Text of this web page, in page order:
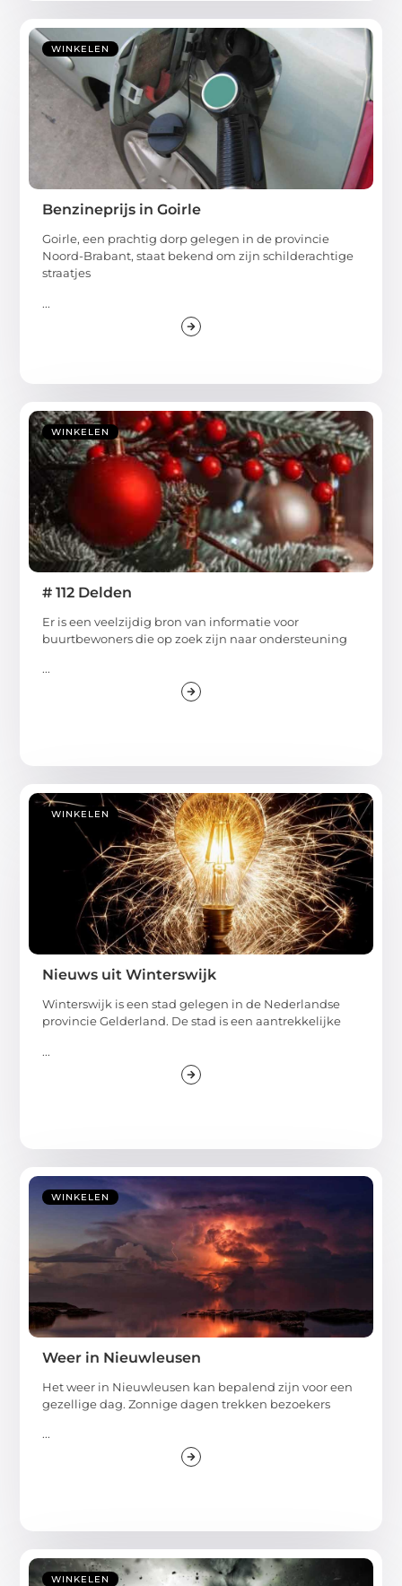
WINKELEN
Benzineprijs in Goirle
Goirle, een prachtig dorp gelegen in de provincie
Noord-Brabant, staat bekend om zijn schilderachtige
straatjes
...
WINKELEN
# 112 Delden
Er is een veelzijdig bron van informatie voor
buurtbewoners die op zoek zijn naar ondersteuning
...
WINKELEN
Nieuws uit Winterswijk
Winterswijk is een stad gelegen in de Nederlandse
provincie Gelderland. De stad is een aantrekkelijke
...
WINKELEN
Weer in Nieuwleusen
Het weer in Nieuwleusen kan bepalend zijn voor een
gezellige dag. Zonnige dagen trekken bezoekers
...
WINKELEN